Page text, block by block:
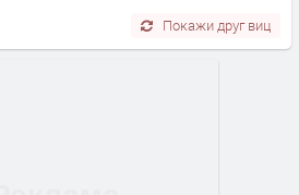
Покажи друг виц